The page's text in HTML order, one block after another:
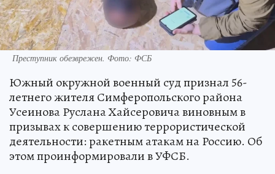
Преступник обезврежен. Фото: ФСБ
Южный окружной военный суд признал 56-
летнего жителя Симферопольского района
Усеинова Руслана Хайсеровича виновным в
призывах к совершению террористической
деятельности: ракетным атакам на Россию. Об
этом проинформировали в УФСБ.